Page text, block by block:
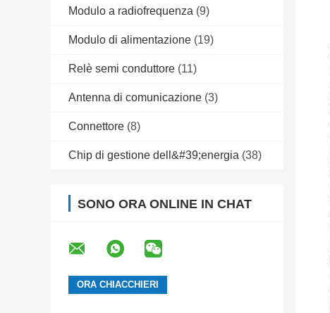
Modulo a radiofrequenza (9)
Modulo di alimentazione (19)
Relè semi conduttore (11)
Antenna di comunicazione (3)
Connettore (8)
Chip di gestione dell&#39;energia (38)
SONO ORA ONLINE IN CHAT